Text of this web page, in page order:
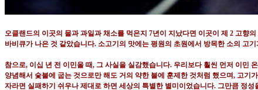
오클랜드의 이곳의 물과 과일과 채소를 먹은지 7년이 지났다면 이곳이 제 2 고향의
바비큐가 나은 것 같았습니다. 소고기의 맛에는 평원의 초원에서 방목한 소의 고
참으로, 이십 년 전 이민올 때, 그 사실을 실감했습니다. 우리보다 훨씬 먼저 이민
양념해서 숯불에 굽는 것으로만 해도 거의 약한 불에 훈제한 것처럼 했으며, 고기
자라면 실패하기 쉬우나 제대로 하면 세상의 특별한 별미이었습니다. 그만큼 정성